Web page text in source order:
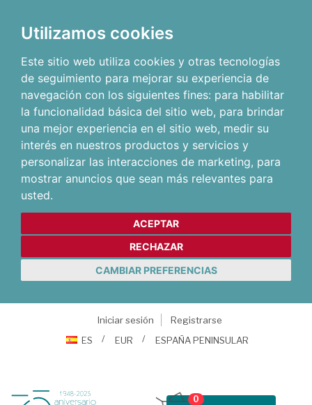
Utilizamos cookies
Este sitio web utiliza cookies y otras tecnologías
de seguimiento para mejorar su experiencia de
navegación con los siguientes fines: para habilitar
la funcionalidad básica del sitio web, para brindar
una mejor experiencia en el sitio web, medir su
interés en nuestros productos y servicios y
personalizar las interacciones de marketing, para
mostrar anuncios que sean más relevantes para
usted.
ACEPTAR
RECHAZAR
CAMBIAR PREFERENCIAS
Iniciar sesión
Registrarse
ES
EUR ESPAÑA PENINSULAR
0